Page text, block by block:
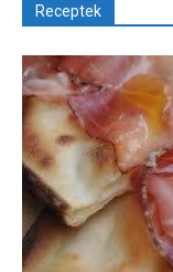
Receptek